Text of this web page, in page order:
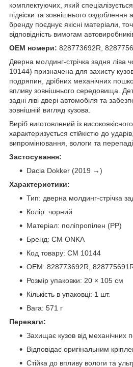
комплектуючих, який
підвіски та зовнішнього оздоблення
бренду поєднує якісні матеріали,
відповідність вимогам
OEM номери: 828773692R,
Дверна молдинг-стрічка задня ліва
10144) призначена для захисту
подряпин, дрібних механічних
впливу зовнішнього середовища.
задні ліві двері автомобіля та
зовнішній вигляд кузова.
Виріб виготовлений із
характеризується стійкістю до
випромінювання, вологи та
Застосування:
Dacia Dokker (2019 →)
Характеристики:
Тип: дверна молдинг-стрічка
Колір: чорний
Матеріал: поліпропілен (PP)
Бренд: CM ONKA
Код товару: CM 10144
OEM: 828773692R,
Розмір упаковки: 20 × 105 см
Кількість в упаковці: 1 шт.
Вага: 571 г
Переваги:
Захищає кузов від механічних
Відповідає оригінальним
Стійка до впливу вологи та